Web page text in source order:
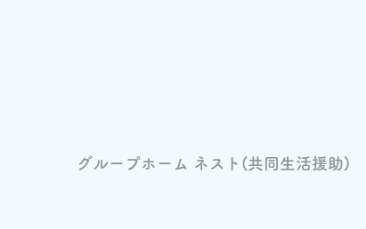
グループホーム ネスト(共同生活援助)